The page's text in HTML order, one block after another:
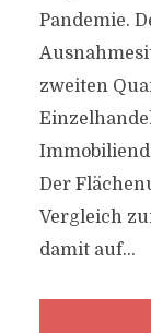
Pandemie.
zweiten
Der
Vergleich
damit auf...